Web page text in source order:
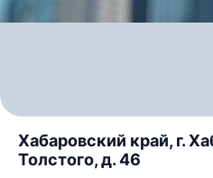
Хабаровский край, г.
Толстого, д. 46